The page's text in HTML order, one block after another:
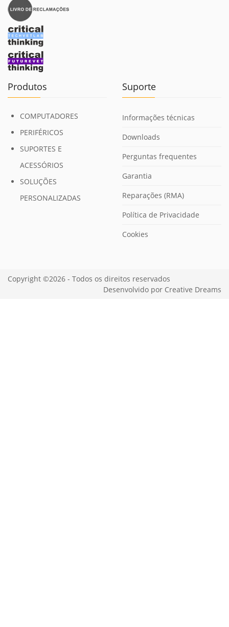
Produtos
COMPUTADORES
PERIFÉRICOS
SUPORTES E
ACESSÓRIOS
SOLUÇÕES
PERSONALIZADAS
Suporte
Informações técnicas
Downloads
Perguntas frequentes
Garantia
Reparações (RMA)
Política de Privacidade
Cookies
Copyright ©2026 - Todos os direitos reservados
Desenvolvido por Creative Dreams